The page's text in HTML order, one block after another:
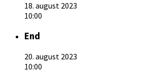
18. august 2023
10:00
End
20. august 2023
10:00